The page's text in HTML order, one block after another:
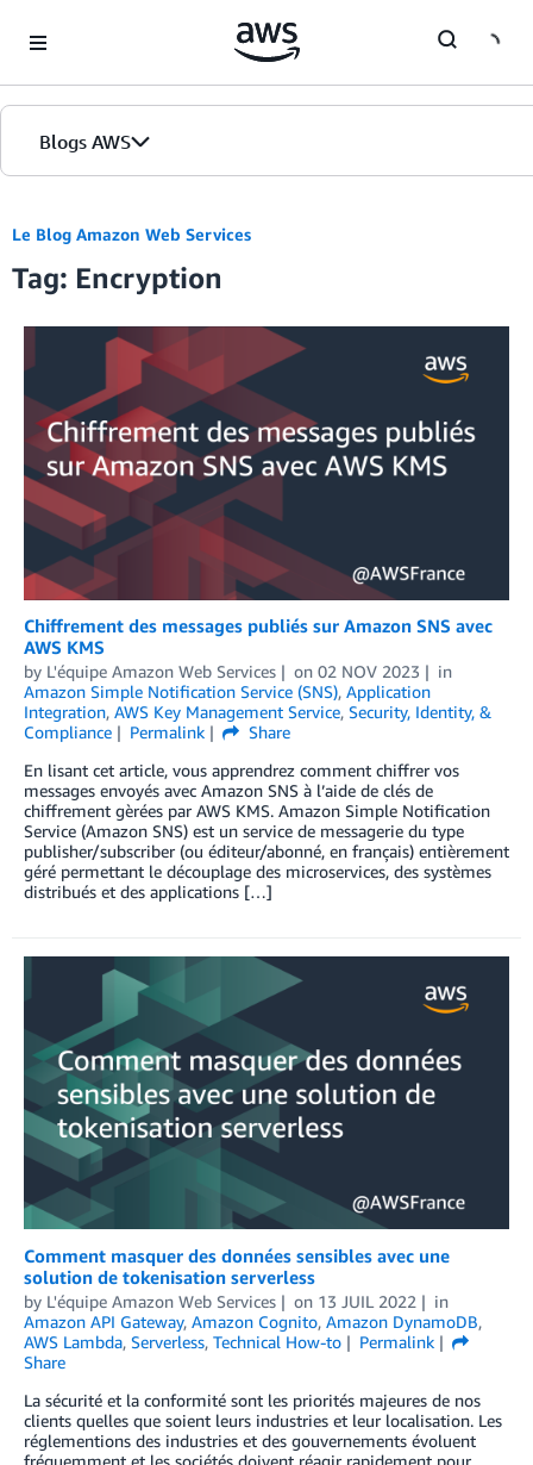
Blogs AWS
Accueil
Éditions
Le Blog Amazon Web Services
Tag: Encryption
Chiffrement des messages publiés sur Amazon SNS avec
AWS KMS
by L'équipe Amazon Web Services on 02 NOV 2023
in
Amazon Simple Notification Service (SNS), Application
Integration, AWS Key Management Service, Security, Identity, &
Compliance
Permalink
Share
En lisant cet article, vous apprendrez comment chiffrer vos
messages envoyés avec Amazon SNS à l’aide de clés de
chiffrement gèrées par AWS KMS. Amazon Simple Notification
Service (Amazon SNS) est un service de messagerie du type
publisher/subscriber (ou éditeur/abonné, en français) entièrement
géré permettant le découplage des microservices, des systèmes
distribués et des applications […]
Comment masquer des données sensibles avec une
solution de tokenisation serverless
by L'équipe Amazon Web Services on 13 JUIL 2022
in
Amazon API Gateway, Amazon Cognito, Amazon DynamoDB,
AWS Lambda, Serverless, Technical How-to
Permalink
Share
La sécurité et la conformité sont les priorités majeures de nos
clients quelles que soient leurs industries et leur localisation. Les
réglementions des industries et des gouvernements évoluent
fréquemment et les sociétés doivent réagir rapidement pour